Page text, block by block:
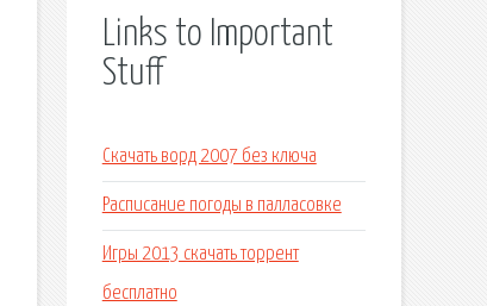
Links to Important
Stuff
Скачать ворд 2007 без ключа
Расписание погоды в палласовке
Игры 2013 скачать торрент
бесплатно